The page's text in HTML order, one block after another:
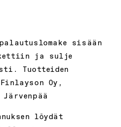
sisään
ja sulje
Tuotteiden
Oy,
löydät